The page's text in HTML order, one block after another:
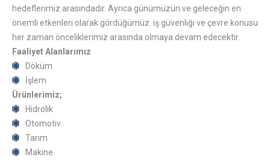
hedeflerimiz arasındadır. Ayrıca günümüzün ve geleceğin en
önemli etkenleri olarak gördüğümüz iş güvenliği ve çevre konusu
her zaman önceliklerimiz arasında olmaya devam edecektir.
Faaliyet Alanlarımız
Döküm
İşlem
Ürünlerimiz;
Hidrolik
Otomotiv
Tarım
Makine